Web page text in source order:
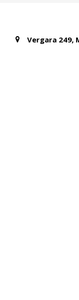
Vergara 249,